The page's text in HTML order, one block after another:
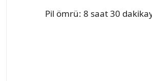
Pil ömrü: 8 saat 30